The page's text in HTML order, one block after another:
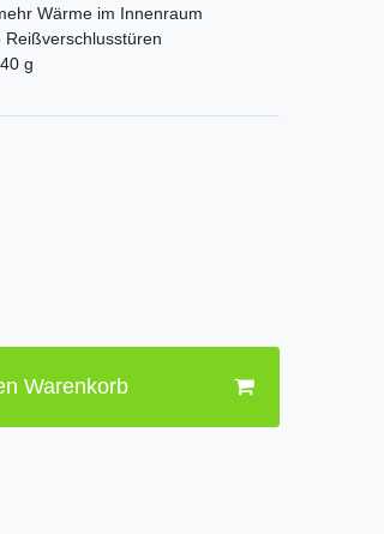
Wärme im Innenraum
g
Warenkorb